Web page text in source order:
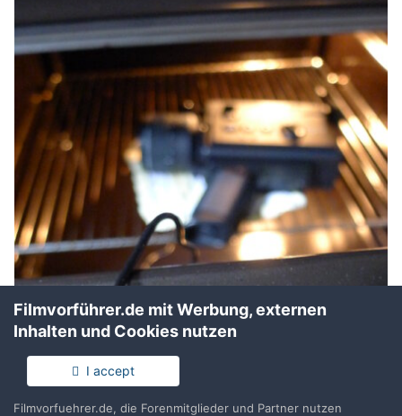
Filmvorführer.de mit Werbung, externen
Inhalten und Cookies nutzen
I accept
Filmvorfuehrer.de, die Forenmitglieder und Partner nutzen